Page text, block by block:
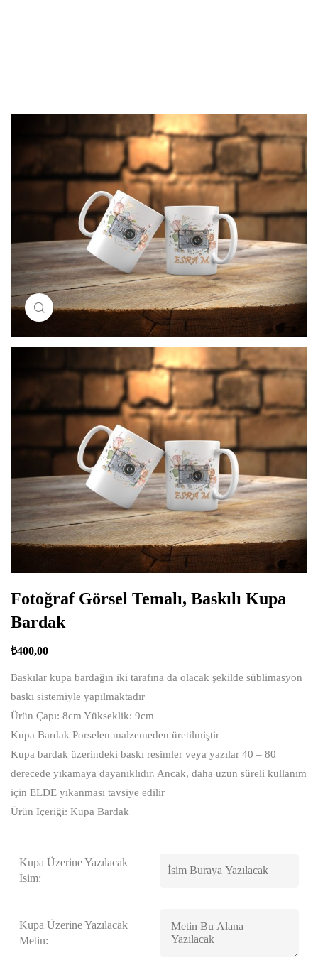
Resimi büyütmek için tıklayın
Fotoğraf Görsel Temalı, Baskılı Kupa
Bardak
₺400,00
Baskılar kupa bardağın iki tarafına da olacak şekilde süblimasyon
baskı sistemiyle yapılmaktadır
Ürün Çapı: 8cm Yükseklik: 9cm
Kupa Bardak Porselen malzemeden üretilmiştir
Kupa bardak üzerindeki baskı resimler veya yazılar 40 – 80
derecede yıkamaya dayanıklıdır. Ancak, daha uzun süreli kullanım
için ELDE yıkanması tavsiye edilir
Ürün İçeriği: Kupa Bardak
Kupa Üzerine Yazılacak
İsim:
Kupa Üzerine Yazılacak
Metin: